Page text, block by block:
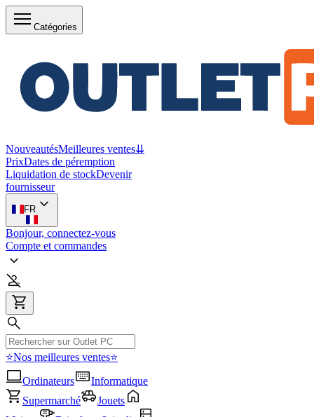
Catégories
NouveautésMeilleures ventes⇊
PrixDates de péremption
Liquidation de stockDevenir
fournisseur
FR
Bonjour, connectez-vous
Compte et commandes
⭐Nos meilleures ventes⭐
Ordinateurs
Informatique
Supermarché
Jouets